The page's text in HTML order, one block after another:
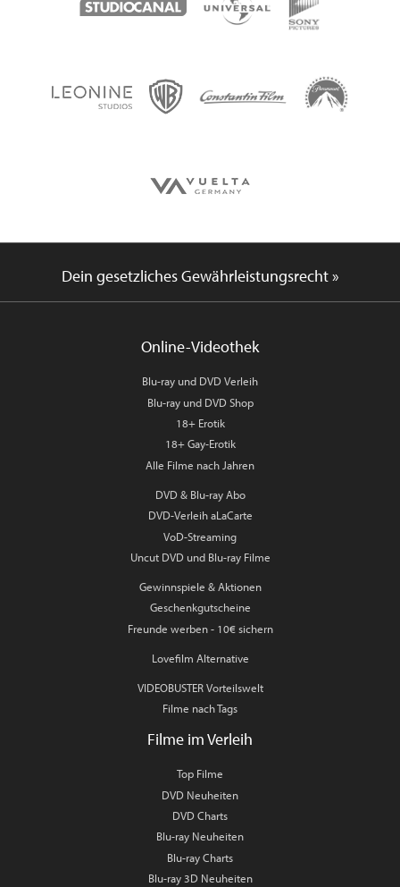
Dein gesetzliches Gewährleistungsrecht »
Online-Videothek
Blu-ray und DVD Verleih
Blu-ray und DVD Shop
18+ Erotik
18+ Gay-Erotik
Alle Filme nach Jahren
DVD & Blu-ray Abo
DVD-Verleih aLaCarte
VoD-Streaming
Uncut DVD und Blu-ray Filme
Gewinnspiele & Aktionen
Geschenkgutscheine
Freunde werben - 10€ sichern
Lovefilm Alternative
VIDEOBUSTER Vorteilswelt
Filme nach Tags
Filme im Verleih
Top Filme
DVD Neuheiten
DVD Charts
Blu-ray Neuheiten
Blu-ray Charts
Blu-ray 3D Neuheiten